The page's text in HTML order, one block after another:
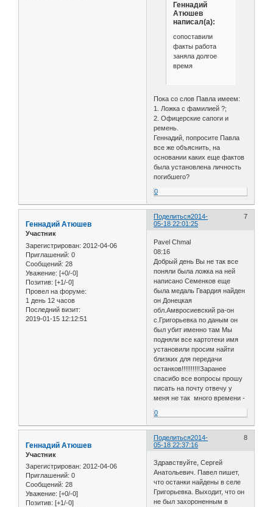
Геннадий
Атюшев
написал(а):
сопоставили
факты работа
заняла долгое
время
Пока со слов Павла имеем:
1. Ложка с фамилией ?;
2. Офицерские сапоги и
ремень.
Геннадий, попросите Павла
все же объяснить, на
основании каких еще фактов
была установлена личность
погибшего?
0
Поделиться 7
2014-
05-18 22:01:25
Геннадий Атюшев
Участник
Зарегистрирован: 2012-04-06
Приглашений: 0
Сообщений: 28
Уважение: [+0/-0]
Позитив: [+1/-0]
Провел на форуме:
1 день 12 часов
Последний визит:
2019-01-15 12:12:51
Pavel Chmal
08:16
Добрый день Вы не так все
поняли была ложка на ней
написано Семенков еще
была медаль Гвардия найден
он Донецкая
обл.Амвросиевский ра-он
с.Григорьевка по даным он
был убит именно там Мы
подняли все картотеки имя
установили просим найти
близких для передачи
останков!!!!!!!!!!Заранее
спасибо все вопросы прошу
писать на почту отвечу у
меня не так много времени -
0
Поделиться 8
2014-
05-18 22:37:16
Геннадий Атюшев
Участник
Зарегистрирован: 2012-04-06
Приглашений: 0
Сообщений: 28
Уважение: [+0/-0]
Позитив: [+1/-0]
Здравствуйте, Сергей
Анатольевич. Павел пишет,
что останки найдены в селе
Григорьевка. Выходит, что он
не был захороненным в